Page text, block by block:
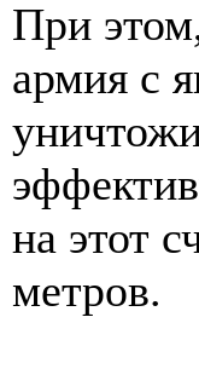
При
армия с
на этот
метров.